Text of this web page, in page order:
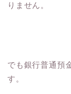
りません。
でも銀行普通預
す。